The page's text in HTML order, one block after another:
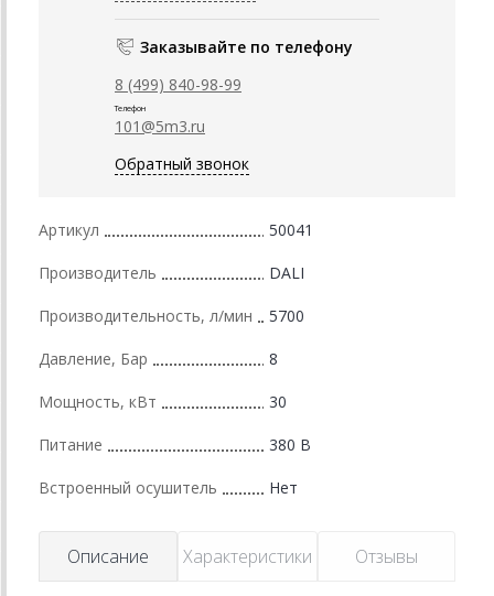
Заказывайте по телефону
8 (499) 840-98-99
Телефон
101@5m3.ru
Обратный звонок
Артикул 50041
Производитель DALI
Производительность, л/мин 5700
Давление, Бар 8
Мощность, кВт 30
Питание 380 В
Встроенный осушитель Нет
Описание Характеристики Отзывы